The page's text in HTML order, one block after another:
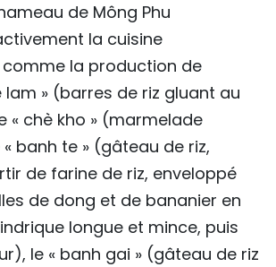
de Mông Phu
la cuisine
la production de
lam » (barres de riz gluant au
« chè kho » (marmelade
banh te » (gâteau de riz,
de farine de riz, enveloppé
de dong et de bananier en
longue et mince, puis
le « banh gai » (gâteau de riz